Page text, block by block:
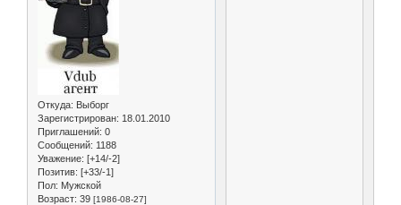
Откуда: Выборг
Зарегистрирован: 18.01.2010
Приглашений: 0
Сообщений: 1188
Уважение: [+14/-2]
Позитив: [+33/-1]
Пол: Мужской
Возраст: 39 [1986-08-27]